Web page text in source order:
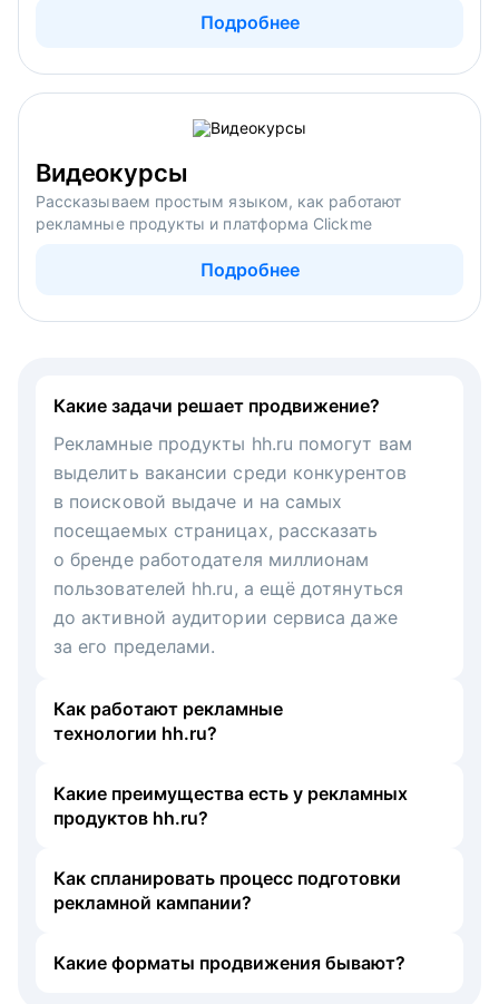
Подробнее
Видеокурсы
Рассказываем простым языком, как работают
рекламные продукты и платформа Clickme
Подробнее
Какие задачи решает продвижение?
Рекламные продукты hh.ru помогут вам
выделить вакансии среди конкурентов
в поисковой выдаче и на самых
посещаемых страницах, рассказать
о бренде работодателя миллионам
пользователей hh.ru, а ещё дотянуться
до активной аудитории сервиса даже
за его пределами.
Как работают рекламные
технологии hh.ru?
Какие преимущества есть у рекламных
продуктов hh.ru?
Как спланировать процесс подготовки
рекламной кампании?
Какие форматы продвижения бывают?